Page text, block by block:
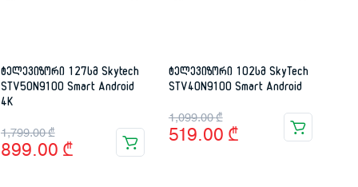
ტელევიზორი 127სმ Skytech
STV50N9100 Smart Android
4K
1,799.00₾
Original
price
899.00 ₾
Current
price
ტელევიზორი 102სმ SkyTech
STV40N9100 Smart Android
1,099.00₾
Original
price
519.00 ₾
Current
price